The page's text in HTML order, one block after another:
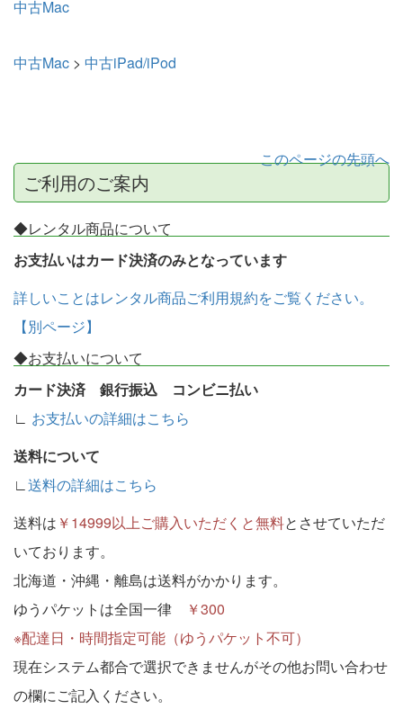
中古Mac
中古Mac > 中古iPad/iPod
このページの先頭へ
ご利用のご案内
◆レンタル商品について
お支払いはカード決済のみとなっています
詳しいことはレンタル商品ご利用規約をご覧ください。
【別ページ】
◆お支払いについて
カード決済 銀行振込 コンビニ払い
∟ お支払いの詳細はこちら
送料について
∟ 送料の詳細はこちら
送料は ￥14999以上ご購入いただくと無料とさせていただ
いております。
北海道・沖縄・離島は送料がかかります。
ゆうパケットは全国一律
￥300
※配達日・時間指定可能（ゆうパケット不可）
現在システム都合で選択できませんがその他お問い合わせ
の欄にご記入ください。